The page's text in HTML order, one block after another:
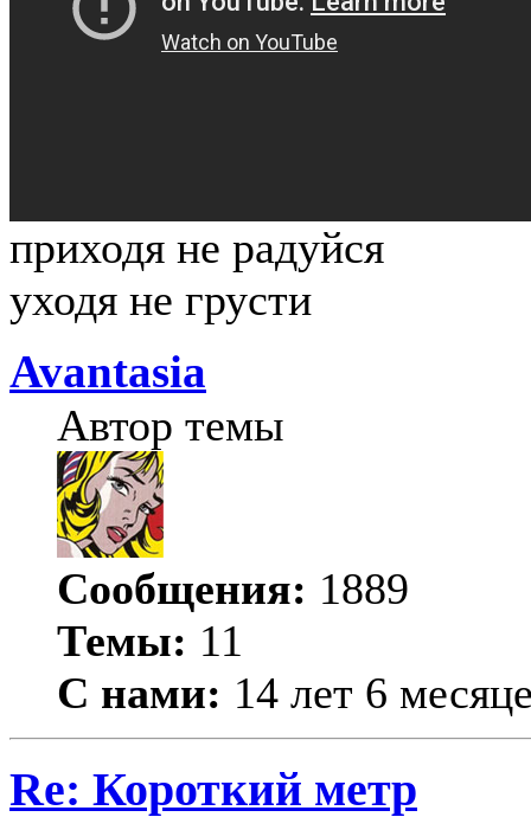
приходя не радуйся
уходя не грусти
Avantasia
Автор темы
Сообщения: 1889
Темы: 11
С нами: 14 лет 6
Re: Короткий метр